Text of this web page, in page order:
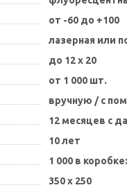
от -60 до +100
лазерная или
до 12 х 20
от 1 000 шт.
вручную / с
12 месяцев с
10 лет
1 000 в
350 х 250